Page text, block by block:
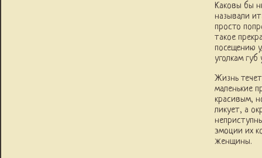
Каковы бы
называли
просто
такое
посещению
уголкам
Жизнь
маленькие
красивым,
ликует, а
эмоции их
женщины.